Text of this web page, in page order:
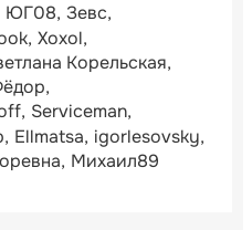
ЮГ08 Зевс
Xoxol
Корельская
Serviceman
Ellmatsa igorlesovsky
Михаил89